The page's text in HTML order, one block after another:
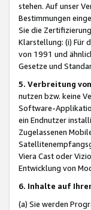
stehen. Auf unser
Bestimmungen
Sie die
Klarstellung: (i) Für
von 1991 und
Gesetze und
5. Verbreitung
nutzen bzw. keine
Software-
ein Endnutzer
Zugelassenen
Viera Cast oder
Entwicklung von
6. Inhalte auf
(a) Sie werden